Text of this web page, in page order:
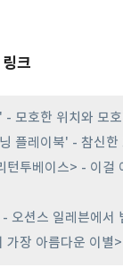
크
- 모호한 위치와 모
플레이북' - 참신한
턴투베이스> - 이걸
오션스 일레븐에서
가장 아름다운 이별